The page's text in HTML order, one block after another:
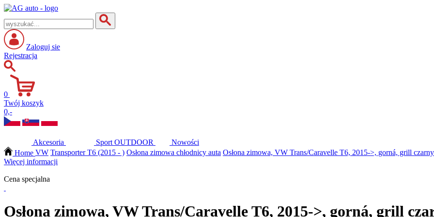
Zaloguj sie
Rejestracja
0
Twój koszyk
0,-
Akcesoria Sport OUTDOOR
Nowości
Home VW Transporter T6 (2015 - ) Osłona zimowa chłodnicy auta Osłona zimowa, VW Trans/Caravelle T6, 2015->, gorná, grill czarny
Więcej informacji
Cena specjalna
Osłona zimowa, VW Trans/Caravelle T6, 2015->, gorná, grill